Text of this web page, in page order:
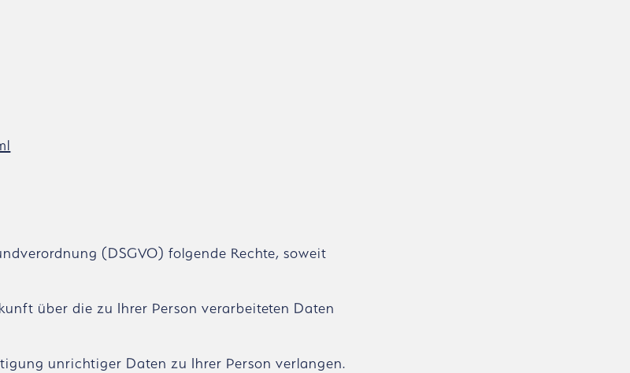
(DSGVO) folgende Rechte, soweit
über die zu Ihrer Person verarbeiteten Daten
unrichtiger Daten zu Ihrer Person verlangen.